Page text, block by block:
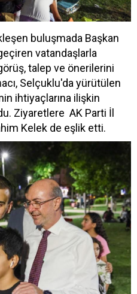
buluşmada Başkan
vatandaşlarla
talep ve önerilerini
Selçuklu'da yürütülen
ihtiyaçlarına ilişkin
Ziyaretlere AK Parti İl
Kelek de eşlik etti.